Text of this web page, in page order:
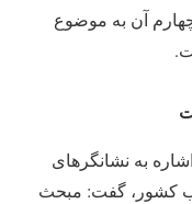
آن به موضوع
به نشانگرهای
کشور، گفت: مبحث